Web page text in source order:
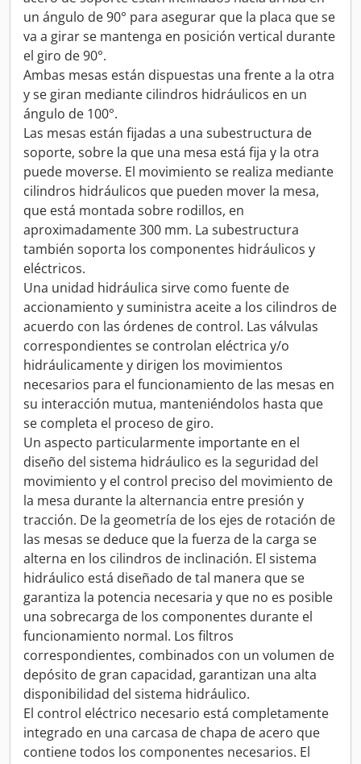
un ángulo de 90° para asegurar que la placa que se
va a girar se mantenga en posición vertical durante
el giro de 90°.
Ambas mesas están dispuestas una frente a la otra
y se giran mediante cilindros hidráulicos en un
ángulo de 100°.
Las mesas están fijadas a una subestructura de
soporte, sobre la que una mesa está fija y la otra
puede moverse. El movimiento se realiza mediante
cilindros hidráulicos que pueden mover la mesa,
que está montada sobre rodillos, en
aproximadamente 300 mm. La subestructura
también soporta los componentes hidráulicos y
eléctricos.
Una unidad hidráulica sirve como fuente de
accionamiento y suministra aceite a los cilindros de
acuerdo con las órdenes de control. Las válvulas
correspondientes se controlan eléctrica y/o
hidráulicamente y dirigen los movimientos
necesarios para el funcionamiento de las mesas en
su interacción mutua, manteniéndolos hasta que
se completa el proceso de giro.
Un aspecto particularmente importante en el
diseño del sistema hidráulico es la seguridad del
movimiento y el control preciso del movimiento de
la mesa durante la alternancia entre presión y
tracción. De la geometría de los ejes de rotación de
las mesas se deduce que la fuerza de la carga se
alterna en los cilindros de inclinación. El sistema
hidráulico está diseñado de tal manera que se
garantiza la potencia necesaria y que no es posible
una sobrecarga de los componentes durante el
funcionamiento normal. Los filtros
correspondientes, combinados con un volumen de
depósito de gran capacidad, garantizan una alta
disponibilidad del sistema hidráulico.
El control eléctrico necesario está completamente
integrado en una carcasa de chapa de acero que
contiene todos los componentes necesarios. El